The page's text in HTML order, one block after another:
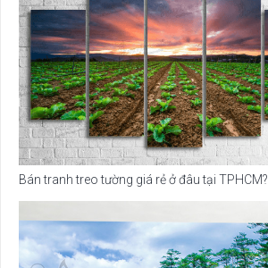
Bán tranh treo tường giá rẻ ở đâu tại TPHCM?